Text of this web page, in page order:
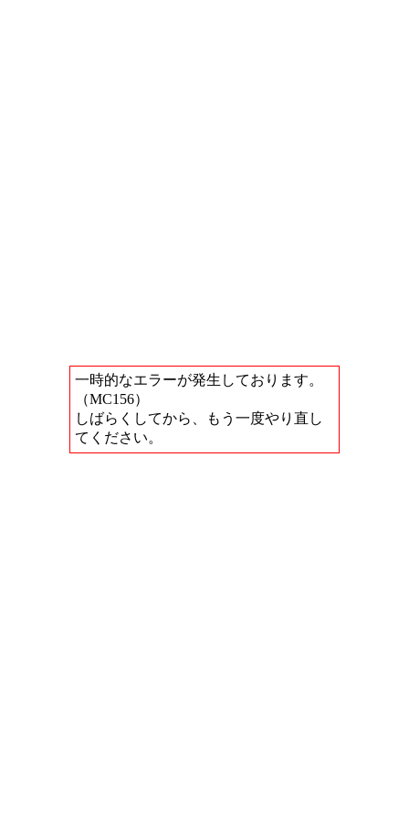
一時的なエラーが発生しております。
（MC156）
しばらくしてから、もう一度やり直し
てください。